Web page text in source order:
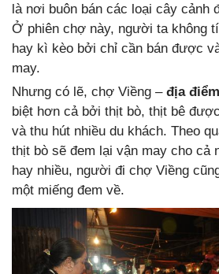
là nơi buôn bán các loại cây cảnh
Ở phiên chợ này, người ta không
hay kì kèo bởi chỉ cần bán được
may.
Nhưng có lẽ, chợ Viềng – địa
biệt hơn cả bởi thịt bò, thịt bê
và thu hút nhiều du khách. Theo
thịt bò sẽ đem lại vận may cho cả
hay nhiều, người đi chợ Viềng
một miếng đem về.